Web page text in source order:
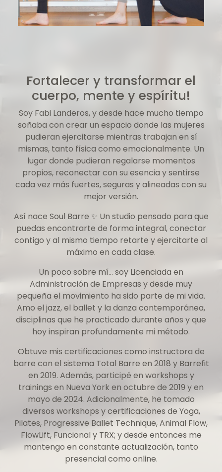
Fortalecer y transformar el
cuerpo, mente y espíritu!
Soy Fabi Landeros, y desde hace mucho tiempo
soñaba con crear un espacio donde las mujeres
pudieran ejercitarse mientras trabajan en sí
mismas, tanto física como emocionalmente. Un
lugar donde pudieran regalarse momentos
propios, reconectar con su esencia y sentirse
cada vez más fuertes, seguras y alineadas con su
mejor versión.
Así nace Soul Barre ✨ Un studio pensado para que
puedas encontrarte de forma integral, conectar
contigo y al mismo tiempo retarte y ejercitarte al
máximo en cada clase.
Un poco sobre mí… soy Licenciada en
Administración de Empresas y desde muy
pequeña el movimiento ha sido parte de mi vida.
Amo el jazz, el ballet y la danza contemporánea,
disciplinas que he practicado durante años y que
hoy inspiran profundamente mi método.
Obtuve mis certificaciones como instructora de
barre con el sistema Total Barre en 2018 y Barrefit
en 2019. Además, participé en workshops y
trainings en Nueva York en octubre de 2019 y en
mayo de 2024. Adicionalmente, he tomado
diversos workshops y certificaciones de Yoga,
Pilates, Progressive Ballet Technique, Animal Flow,
FlowLift, Funcional y TRX; y desde entonces me
mantengo en constante actualización, tanto
presencial como online.